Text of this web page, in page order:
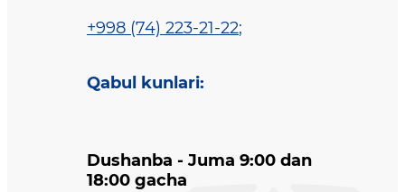
+998 (74) 223-21-22;
Qabul kunlari:
Dushanba - Juma 9:00 dan
18:00 gacha